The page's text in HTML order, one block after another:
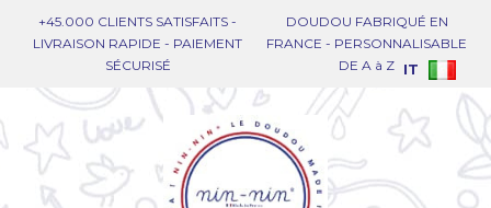
+45.000 CLIENTS SATISFAITS -
LIVRAISON RAPIDE - PAIEMENT
SÉCURISÉ
DOUDOU FABRIQUÉ EN
FRANCE - PERSONNALISABLE
DE A à Z IT